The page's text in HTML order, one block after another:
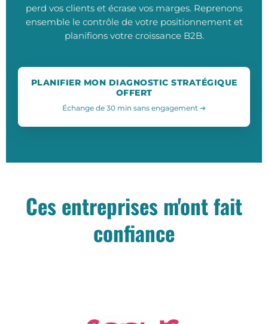
perd vos clients et écrase vos marges. Reprenons
ensemble le contrôle de votre positionnement et
planifions votre croissance B2B.
PLANIFIER MON DIAGNOSTIC STRATÉGIQUE
OFFERT
Échange de 30 min sans engagement ➔
Ces entreprises m'ont fait
confiance